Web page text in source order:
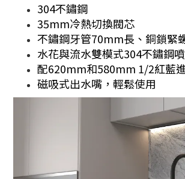
304不鏽鋼
35mm冷熱切換閥芯
不鏽鋼牙管70mm長、銅鎖緊
水花與流水雙模式304不鏽鋼
配620mm和580mm 1/2紅藍
磁吸式出水嘴，輕鬆使用